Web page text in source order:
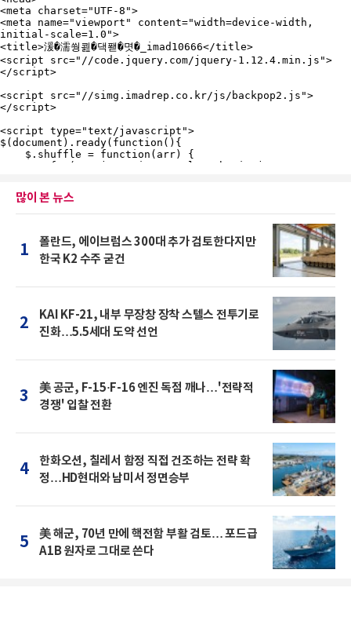
많이 본 뉴스
1
폴란드, 에이브럼스 300대 추가 검토한다지만
한국 K2 수주 굳건
2
KAI KF-21, 내부 무장창 장착 스텔스 전투기로
진화…5.5세대 도약 선언
3
美 공군, F-15·F-16 엔진 독점 깨나…'전략적
경쟁' 입찰 전환
4
한화오션, 칠레서 함정 직접 건조하는 전략 확
정…HD현대와 남미서 정면승부
5
美 해군, 70년 만에 핵전함 부활 검토… 포드급
A1B 원자로 그대로 쓴다